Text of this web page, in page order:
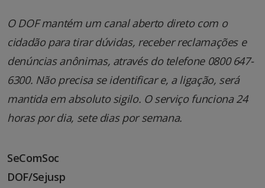
O DOF mantém um canal aberto direto com o
cidadão para tirar dúvidas, receber reclamações e
denúncias anônimas, através do telefone 0800 647-
6300. Não precisa se identificar e, a ligação, será
mantida em absoluto sigilo. O serviço funciona 24
horas por dia, sete dias por semana.
SeComSoc
DOF/Sejusp